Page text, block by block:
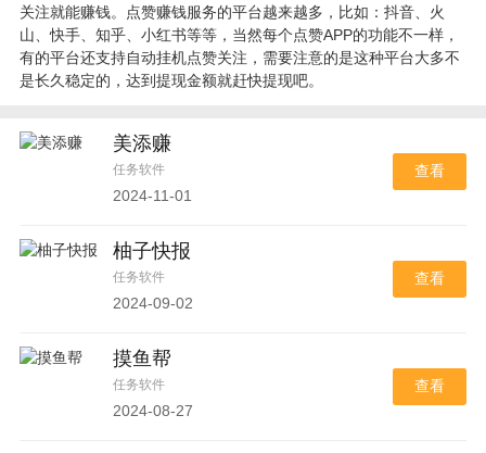
关注就能赚钱。点赞赚钱服务的平台越来越多，比如：抖音、火
山、快手、知乎、小红书等等，当然每个点赞APP的功能不一样，
有的平台还支持自动挂机点赞关注，需要注意的是这种平台大多不
是长久稳定的，达到提现金额就赶快提现吧。
美添赚
任务软件
2024-11-01
查看
柚子快报
任务软件
2024-09-02
查看
摸鱼帮
任务软件
2024-08-27
查看